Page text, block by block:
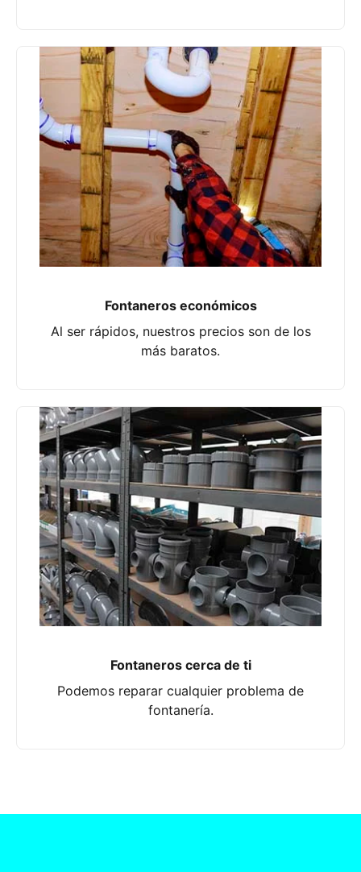
Fontaneros económicos
Al ser rápidos, nuestros precios son de los
más baratos.
Fontaneros cerca de ti
Podemos reparar cualquier problema de
fontanería.